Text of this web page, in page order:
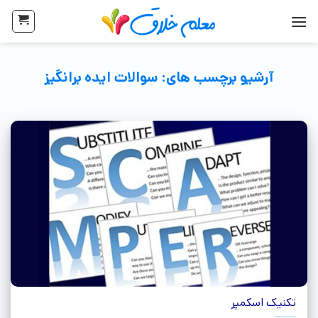
آرشیو برچسب های: سوالات ایده برانگیز
تکنیک اسکمپر